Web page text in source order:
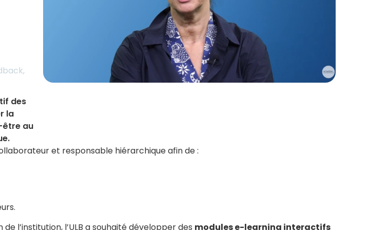
,
des
la
être au
et responsable hiérarchique afin de :
l’institution, l’ULB a souhaité développer des modules e-learning interactifs